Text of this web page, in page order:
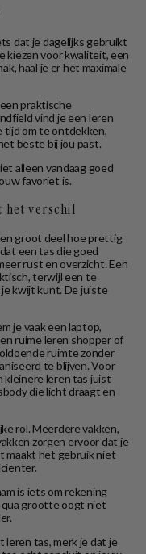
dat je dagelijks gebruikt
kiezen voor kwaliteit, een
haal je er het maximale
praktische
vind je een leren
tijd om te ontdekken,
beste bij jou past.
alleen vandaag goed
favoriet is.
het verschil
groot deel hoe prettig
een tas die goed
rust en overzicht. Een
terwijl een te
kwijt kunt. De juiste
je vaak een laptop,
ruime leren shopper of
ruimte zonder
te blijven. Voor
kleinere leren tas juist
die licht draagt en
rol. Meerdere vakken,
zorgen ervoor dat je
maakt het gebruik niet
is iets om rekening
qua grootte oogt niet
leren tas, merk je dat je